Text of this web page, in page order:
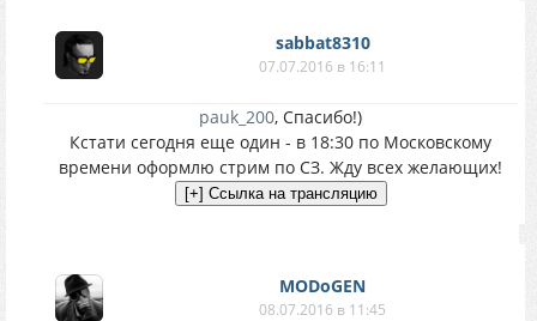
sabbat8310
07.07.2016 в 16:11
pauk_200, Спасибо!)
Кстати сегодня еще один - в 18:30 по Московскому
времени оформлю стрим по СЗ. Жду всех желающих!
MODoGEN
08.07.2016 в 11:45